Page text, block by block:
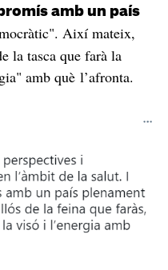
amb un país
Així mateix,
la tasca que farà la
amb què l’afronta.